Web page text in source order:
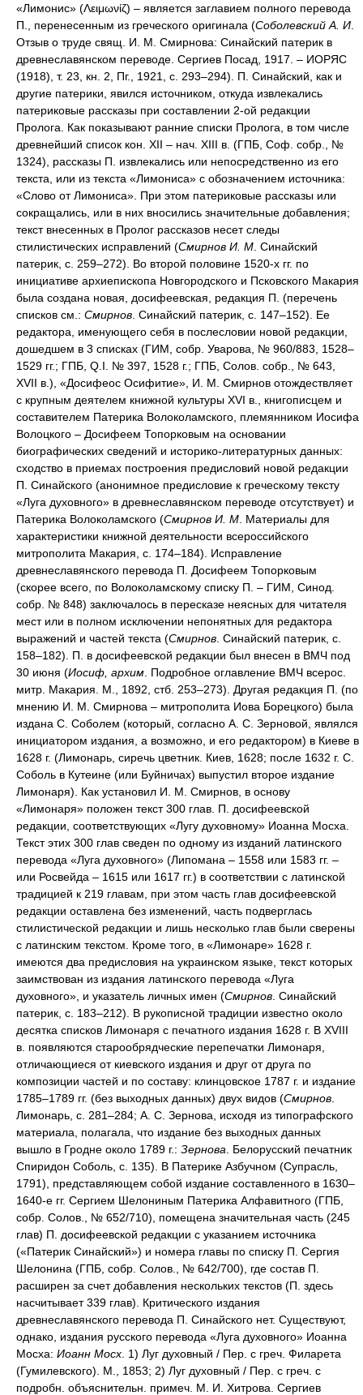
«Лимонис» (Λειμωνίζ) – является заглавием полного перевода
П., перенесенным из греческого оригинала (Соболевский А. И
Отзыв о труде свящ. И. М. Смирнова: Синайский патерик в
древнеславянском переводе. Сергиев Посад, 1917. – ИОРЯС
(1918), т. 23, кн. 2, Пг., 1921, с. 293–294). П. Синайский, как и
другие патерики, явился источником, откуда извлекались
патериковые рассказы при составлении 2-ой редакции
Пролога. Как показывают ранние списки Пролога, в том числе
древнейший список кон. XII – нач. XIII в. (ГПБ, Соф. собр., №
1324), рассказы П. извлекались или непосредственно из его
текста, или из текста «Лимониса» с обозначением источника:
«Слово от Лимониса». При этом патериковые рассказы или
сокращались, или в них вносились значительные добавления;
текст внесенных в Пролог рассказов несет следы
стилистических исправлений (Смирнов И. М . Синайский
патерик, с. 259–272). Во второй половине 1520-х гг. по
инициативе архиепископа Новгородского и Псковского Макария
была создана новая, досифеевская, редакция П. (перечень
списков см.: Смирнов . Синайский патерик, с. 147–152). Ее
редактора, именующего себя в послесловии новой редакции,
дошедшем в 3 списках (ГИМ, собр. Уварова, № 960/883, 1528–
1529 гг.; ГПБ, Q.I. № 397, 1528 г.; ГПБ, Солов. собр., № 643,
XVII в.), «Досифеос Осифитие», И. М. Смирнов отождествляет
с крупным деятелем книжной культуры XVI в., книгописцем и
составителем Патерика Волоколамского, племянником Иосифа
Волоцкого – Досифеем Топорковым на основании
биографических сведений и историко-литературных данных:
сходство в приемах построения предисловий новой редакции
П. Синайского (анонимное предисловие к греческому тексту
«Луга духовного» в древнеславянском переводе отсутствует) и
Патерика Волоколамского (Смирнов И. М . Материалы для
характеристики книжной деятельности всероссийского
митрополита Макария, с. 174–184). Исправление
древнеславянского перевода П. Досифеем Топорковым
(скорее всего, по Волоколамскому списку П. – ГИМ, Синод.
собр. № 848) заключалось в пересказе неясных для читателя
мест или в полном исключении непонятных для редактора
выражений и частей текста (Смирнов . Синайский патерик, с.
158–182). П. в досифеевской редакции был внесен в ВМЧ под
30 июня (Иосиф, архим . Подробное оглавление ВМЧ всерос.
митр. Макария. М., 1892, стб. 253–273). Другая редакция П. (по
мнению И. М. Смирнова – митрополита Иова Борецкого) была
издана С. Соболем (который, согласно А. С. Зерновой, являлся
инициатором издания, а возможно, и его редактором) в Киеве в
1628 г. (Лимонарь, сиречь цветник. Киев, 1628; после 1632 г. С.
Соболь в Кутеине (или Буйничах) выпустил второе издание
Лимонаря). Как установил И. М. Смирнов, в основу
«Лимонаря» положен текст 300 глав. П. досифеевской
редакции, соответствующих «Лугу духовному» Иоанна Мосха.
Текст этих 300 глав сведен по одному из изданий латинского
перевода «Луга духовного» (Липомана – 1558 или 1583 гг. –
или Росвейда – 1615 или 1617 гг.) в соответствии с латинской
традицией к 219 главам, при этом часть глав досифеевской
редакции оставлена без изменений, часть подверглась
стилистической редакции и лишь несколько глав были сверены
с латинским текстом. Кроме того, в «Лимонаре» 1628 г.
имеются два предисловия на украинском языке, текст которых
заимствован из издания латинского перевода «Луга
духовного», и указатель личных имен (Смирнов . Синайский
патерик, с. 183–212). В рукописной традиции известно около
десятка списков Лимонаря с печатного издания 1628 г. В XVIII
в. появляются старообрядческие перепечатки Лимонаря,
отличающиеся от киевского издания и друг от друга по
композиции частей и по составу: клинцовское 1787 г. и издание
1785–1789 гг. (без выходных данных) двух видов (Смирнов
Лимонарь, с. 281–284; А. С. Зернова, исходя из типографского
материала, полагала, что издание без выходных данных
вышло в Гродне около 1789 г.: Зернова . Белорусский печатник
Спиридон Соболь, с. 135). В Патерике Азбучном (Супрасль,
1791), представляющем собой издание составленного в 1630–
1640-е гг. Сергием Шелониным Патерика Алфавитного (ГПБ,
собр. Солов., № 652/710), помещена значительная часть (245
глав) П. досифеевской редакции с указанием источника
(«Патерик Синайский») и номера главы по списку П. Сергия
Шелонина (ГПБ, собр. Солов., № 642/700), где состав П.
расширен за счет добавления нескольких текстов (П. здесь
насчитывает 339 глав). Критического издания
древнеславянского перевода П. Синайского нет. Существуют,
однако, издания русского перевода «Луга духовного» Иоанна
Мосха: Иоанн Мосх . 1) Луг духовный / Пер. с греч. Филарета
(Гумилевского). М., 1853; 2) Луг духовный / Пер. с греч. с
подробн. объяснительн. примеч. М. И. Хитрова. Сергиев